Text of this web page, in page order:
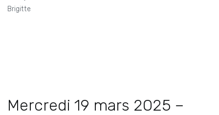
Brigitte
Mercredi 19 mars 2025 –